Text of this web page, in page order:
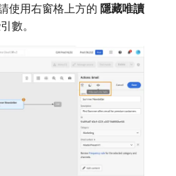
使用右窗格上方的​ 隱藏唯讀
數。